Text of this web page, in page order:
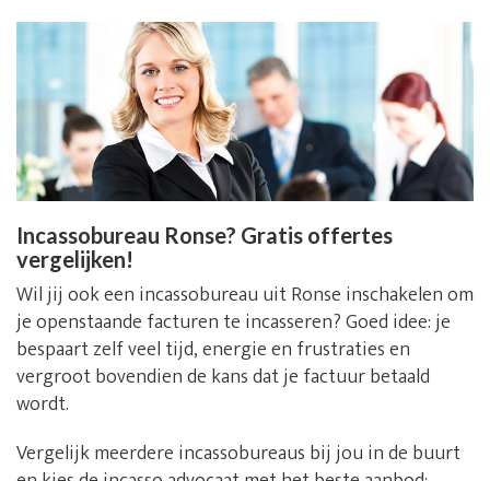
Incassobureau Ronse? Gratis offertes
vergelijken!
Wil jij ook een incassobureau uit Ronse inschakelen om
je openstaande facturen te incasseren? Goed idee: je
bespaart zelf veel tijd, energie en frustraties en
vergroot bovendien de kans dat je factuur betaald
wordt.
Vergelijk meerdere incassobureaus bij jou in de buurt